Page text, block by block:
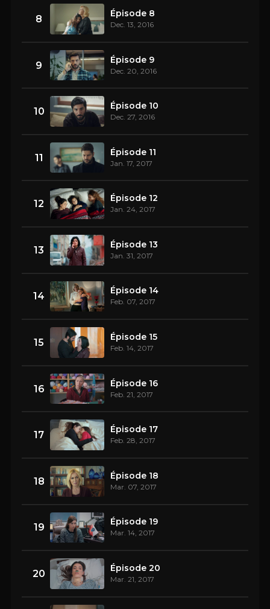
8 Épisode 8
Dec. 13, 2016
9 Épisode 9
Dec. 20, 2016
10 Épisode 10
Dec. 27, 2016
11 Épisode 11
Jan. 17, 2017
12 Épisode 12
Jan. 24, 2017
13 Épisode 13
Jan. 31, 2017
14 Épisode 14
Feb. 07, 2017
15 Épisode 15
Feb. 14, 2017
16 Épisode 16
Feb. 21, 2017
17 Épisode 17
Feb. 28, 2017
18 Épisode 18
Mar. 07, 2017
19 Épisode 19
Mar. 14, 2017
20 Épisode 20
Mar. 21, 2017